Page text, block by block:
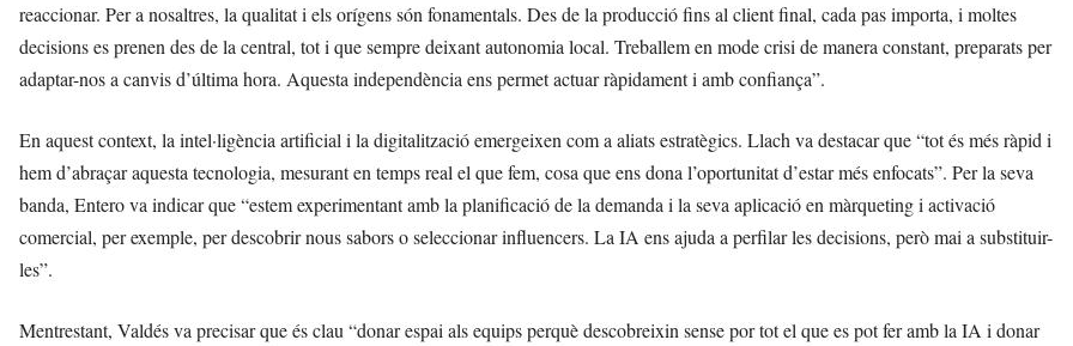
reaccionar. Per a nosaltres, la qualitat i els orígens són fonamentals. Des de la producció fins al client final, cada pas importa, i moltes
decisions es prenen des de la central, tot i que sempre deixant autonomia local. Treballem en mode crisi de manera constant, preparats per
adaptar-nos a canvis d’última hora. Aquesta independència ens permet actuar ràpidament i amb confiança”.
En aquest context, la intel·ligència artificial i la digitalització emergeixen com a aliats estratègics. Llach va destacar que “tot és més ràpid i
hem d’abraçar aquesta tecnologia, mesurant en temps real el que fem, cosa que ens dona l’oportunitat d’estar més enfocats”. Per la seva
banda, Entero va indicar que “estem experimentant amb la planificació de la demanda i la seva aplicació en màrqueting i activació
comercial, per exemple, per descobrir nous sabors o seleccionar influencers. La IA ens ajuda a perfilar les decisions, però mai a substituir-
les”.
Mentrestant, Valdés va precisar que és clau “donar espai als equips perquè descobreixin sense por tot el que es pot fer amb la IA i donar